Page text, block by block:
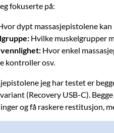
fokuserte på:
dypt massasjepistolene kan
Hvilke muskelgrupper
Hvor enkel
kontroller osv.
jeg har testet er
(Recovery USB-C).
og få raskere restitusjon,